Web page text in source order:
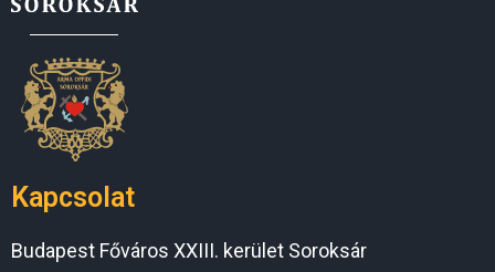
Kapcsolat
Budapest Főváros XXIII. kerület Soroksár